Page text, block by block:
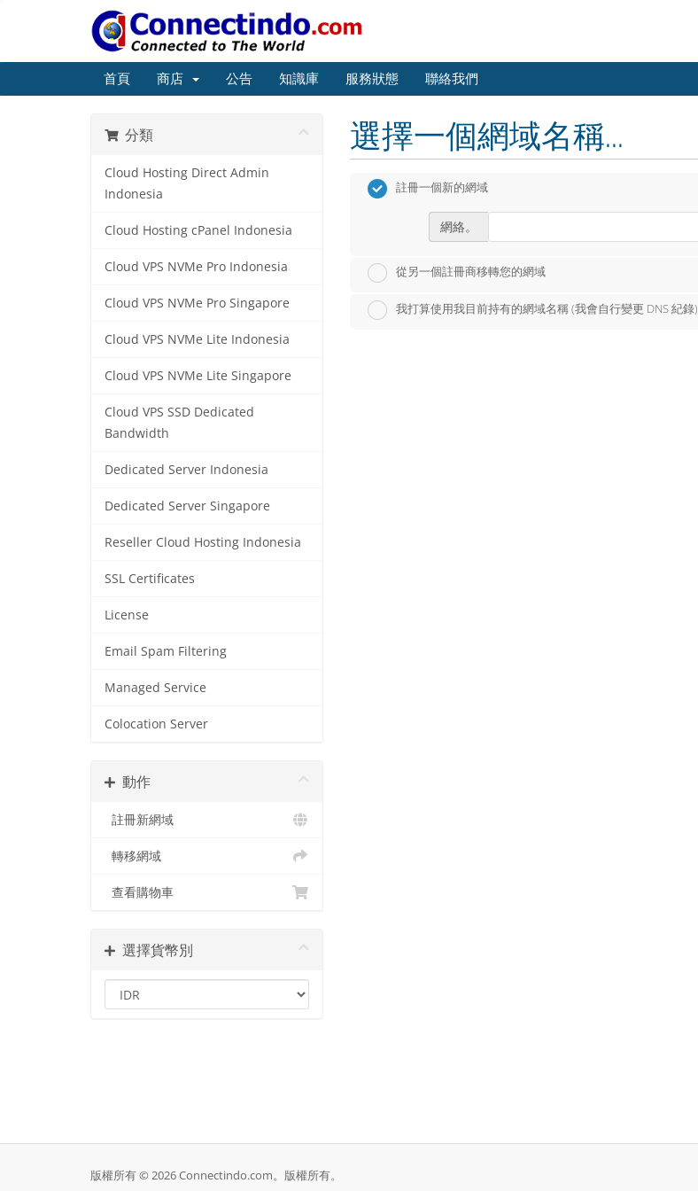
首頁 商店 公告 知識庫 服務狀態 聯絡我們
分類
Cloud Hosting Direct Admin
Indonesia
Cloud Hosting cPanel Indonesia
Cloud VPS NVMe Pro Indonesia
Cloud VPS NVMe Pro Singapore
Cloud VPS NVMe Lite Indonesia
Cloud VPS NVMe Lite Singapore
Cloud VPS SSD Dedicated
Bandwidth
Dedicated Server Indonesia
Dedicated Server Singapore
Reseller Cloud Hosting Indonesia
SSL Certificates
License
Email Spam Filtering
Managed Service
Colocation Server
動作
註冊新網域
轉移網域
查看購物車
選擇貨幣別
選擇一個網域名稱...
註冊一個新的網域
網絡。
從另一個註冊商移轉您的網域
我打算使用我目前持有的網域名稱 (我會自行變更 DNS 紀錄)
版權所有 © 2026 Connectindo.com。版權所有。